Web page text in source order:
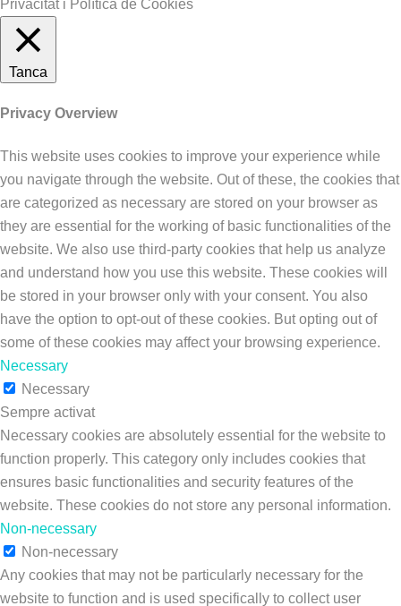
Privacitat i Política de Cookies
Tanca
Privacy Overview
This website uses cookies to improve your experience while
you navigate through the website. Out of these, the cookies that
are categorized as necessary are stored on your browser as
they are essential for the working of basic functionalities of the
website. We also use third-party cookies that help us analyze
and understand how you use this website. These cookies will
be stored in your browser only with your consent. You also
have the option to opt-out of these cookies. But opting out of
some of these cookies may affect your browsing experience.
Necessary
Necessary
Sempre activat
Necessary cookies are absolutely essential for the website to
function properly. This category only includes cookies that
ensures basic functionalities and security features of the
website. These cookies do not store any personal information.
Non-necessary
Non-necessary
Any cookies that may not be particularly necessary for the
website to function and is used specifically to collect user